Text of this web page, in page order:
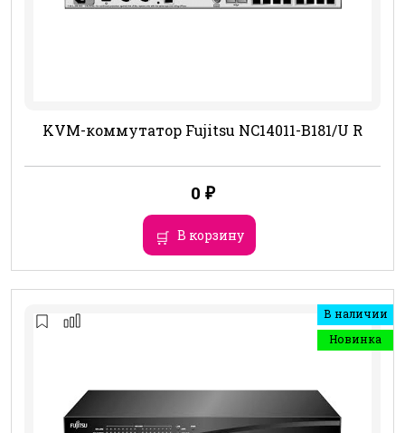
KVM-коммутатор Fujitsu NC14011-B181/U R
0 ₽
В корзину
В наличии
Новинка